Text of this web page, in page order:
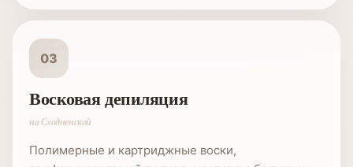
03
Восковая депиляция
на Сходненской
Полимерные и картриджные воски,